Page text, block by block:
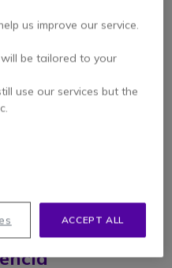
anos de
us improve our service.
be tailored to your
use our services but the
ACCEPT ALL